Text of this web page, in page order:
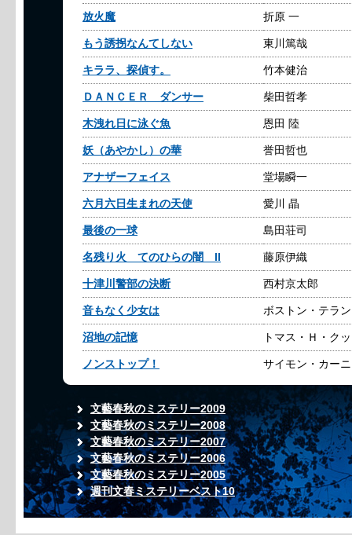
放火魔 折原 一
もう誘拐なんてしない 東川篤哉
キララ、探偵す。 竹本健治
ＤＡＮＣＥＲ ダンサー 柴田哲孝
木洩れ日に泳ぐ魚 恩田 陸
妖（あやかし）の華 誉田哲也
アナザーフェイス 堂場瞬一
六月六日生まれの天使 愛川 晶
最後の一球 島田荘司
名残り火 てのひらの闇 II 藤原伊織
十津川警部の決断 西村京太郎
音もなく少女は ボストン・テラン
沼地の記憶 トマス・Ｈ・ク
ノンストップ！ サイモン・カー
文藝春秋のミステリー2009
文藝春秋のミステリー2008
文藝春秋のミステリー2007
文藝春秋のミステリー2006
文藝春秋のミステリー2005
週刊文春ミステリーベスト10